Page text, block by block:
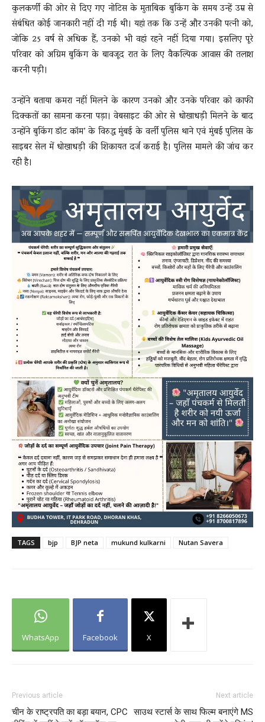
कुलकर्णी की ओर से दिए गए नोटिस के मुताबिक बुकिंग के समय उन्हें उम्र से
संबंधित कोई जानकारी नहीं दी गई थी। यहां तक कि उन्हें और उनकी पत्नी को,
जोकि 25 वर्ष से अधिक हैं, उनको भी वहां रहने नहीं दिया गया। इसलिए पूरे
परिवार को अग्रिम बुकिंग के बावजूद रात के लिए वैकल्पिक आवास की तलाश
करनी पड़ी।
उन्होंने बताया कमरा नहीं मिलने के कारण उनको और उनके परिवार को काफी
दिक्कतों का सामना करना पड़ा। वेबसाइट की ओर से धोखाधड़ी मिलने के बाद
उन्होंने बुकिंग डॉट कॉम’ के विरुद्ध मुंबई के वर्ली पुलिस थाने एवं मुंबई पुलिस के
साइबर सेल में धोखाधड़ी की शिकायत दर्ज कराई है। पुलिस मामले की जांच कर
रही है।
TAGS bjp BJP neta mukund kulkarni Nutan Savera
WhatsApp Facebook X
Previous article
चीन के राष्ट्रपति का बड़ा बयान, CPC
Next article
साउथ स्टार्स के साथ फिल्म बनाएंगे MS